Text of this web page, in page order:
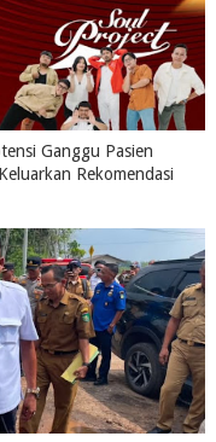
Ganggu Pasien
Rekomendasi